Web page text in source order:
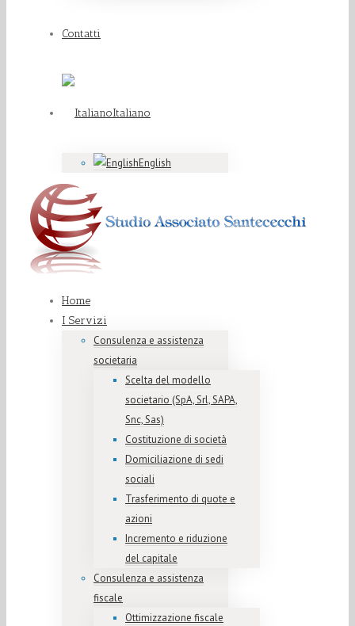
Contatti
Italiano
English
Home
I Servizi
Consulenza e assistenza
societaria
Scelta del modello
societario (SpA, Srl, SAPA,
Snc, Sas)
Costituzione di società
Domiciliazione di sedi
sociali
Trasferimento di quote e
azioni
Incremento e riduzione
del capitale
Consulenza e assistenza
fiscale
Ottimizzazione fiscale